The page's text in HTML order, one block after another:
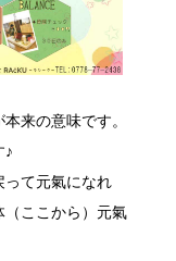
来の意味です。
♪
て元氣になれ
ここから）元氣